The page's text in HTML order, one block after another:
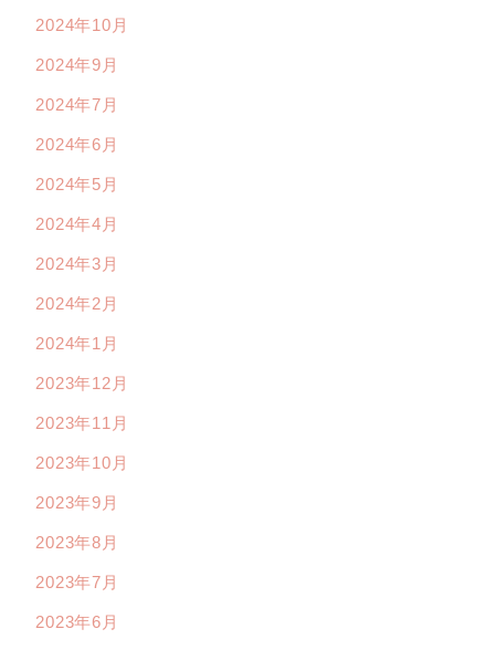
2024年10月
2024年9月
2024年7月
2024年6月
2024年5月
2024年4月
2024年3月
2024年2月
2024年1月
2023年12月
2023年11月
2023年10月
2023年9月
2023年8月
2023年7月
2023年6月